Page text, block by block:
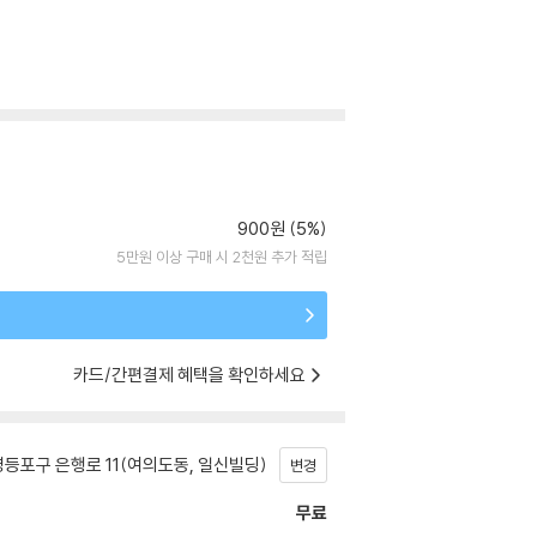
900원 (5%)
5만원 이상 구매 시 2천원 추가 적립
카드/간편결제 혜택을 확인하세요
포구 은행로 11(여의도동, 일신빌딩) 변경
무료